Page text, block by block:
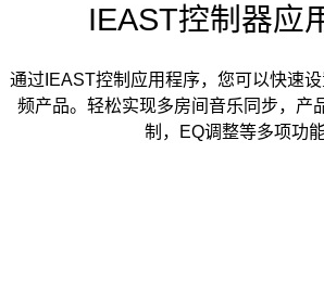
IEAST控制器应
通过IEAST控制应用程序，您可以快速
频产品。轻松实现多房间音乐同步，产
制，EQ调整等多项功能